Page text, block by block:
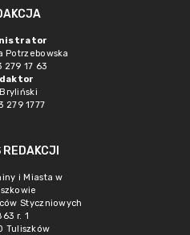
Potrzebowska
279 17 63
279 1777
i Miasta w
Styczniowych
r. 1
Tuliszków